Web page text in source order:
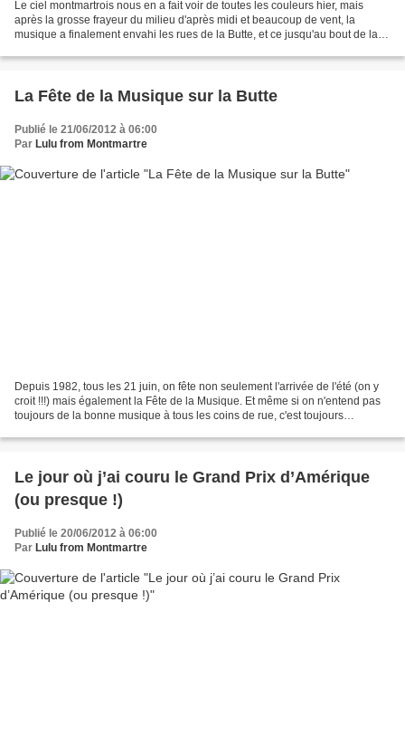
Le ciel montmartrois nous en a fait voir de toutes les couleurs hier, mais
après la grosse frayeur du milieu d'après midi et beaucoup de vent, la
musique a finalement envahi les rues de la Butte, et ce jusqu'au bout de la
La Fête de la Musique sur la Butte
Publié le 21/06/2012 à 06:00
Par Lulu from Montmartre
Depuis 1982, tous les 21 juin, on fête non seulement l'arrivée de l'été (on y
croit !!!) mais également la Fête de la Musique. Et même si on n'entend pas
toujours de la bonne musique à tous les coins de rue, c'est toujours
Le jour où j’ai couru le Grand Prix d’Amérique
(ou presque !)
Publié le 20/06/2012 à 06:00
Par Lulu from Montmartre